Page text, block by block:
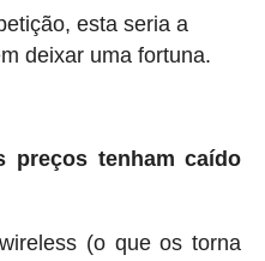
esta seria a
deixar uma fortuna.
preços tenham caído
(o que os torna